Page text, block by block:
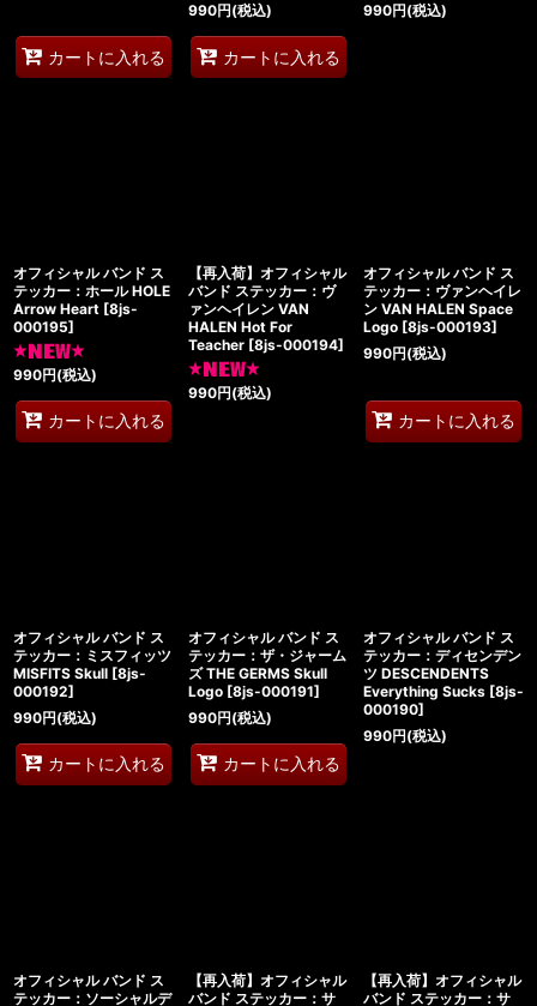
カートに入れる
990円(税込)
カートに入れる
990円(税込)
オフィシャル バンド ス
テッカー：ホール HOLE
Arrow Heart [8js-
000195]
990円(税込)
カートに入れる
【再入荷】オフィシャル
バンド ステッカー：ヴ
ァンヘイレン VAN
HALEN Hot For
Teacher [8js-000194]
990円(税込)
オフィシャル バンド ス
テッカー：ヴァンヘイレ
ン VAN HALEN Space
Logo [8js-000193]
990円(税込)
カートに入れる
オフィシャル バンド ス
テッカー：ミスフィッツ
MISFITS Skull [8js-
000192]
990円(税込)
カートに入れる
オフィシャル バンド ス
テッカー：ザ・ジャーム
ズ THE GERMS Skull
Logo [8js-000191]
990円(税込)
カートに入れる
オフィシャル バンド ス
テッカー：ディセンデン
ツ DESCENDENTS
Everything Sucks [8js-
000190]
990円(税込)
オフィシャル バンド ス
テッカー：ソーシャルデ
【再入荷】オフィシャル
バンド ステッカー：サ
【再入荷】オフィシャル
バンド ステッカー：サ